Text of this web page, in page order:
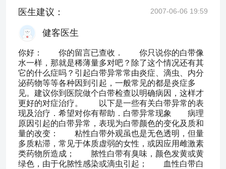
医生建议： 2007-06-06 19:59
健客医生
你好： 你的留言已查收． 你只说你的白带像
水一样，那就是稀薄量多对吧？除了这个情况还有其
它的什么症吗？引起白带异常常由炎症、滴虫、内分
泌药物等等各种因到引起，一般常见的都是炎症多
见。建议你到医院做个白带检查以明确病因，这样才
更好的对症治疗。 以下是一些有关白带异常的表
现及治疗．希望对你有帮助．白带异常现象 病理
原因引起的白带异常，表现为白带颜色的变化及质和
量的改变： 粘性白带外观虽也是无色透明，但量
多质粘滞，常见于体质虚弱的女性，或因应用雌激素
类药物所造成； 脓性白带有臭味，颜色发黄或黄
绿色，由于化脓性感染或滴虫引起； 血性白带白